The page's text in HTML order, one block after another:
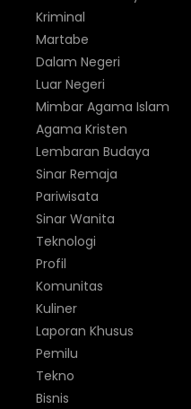
Kriminal
Martabe
Dalam Negeri
Luar Negeri
Mimbar Agama Islam
Agama Kristen
Lembaran Budaya
Sinar Remaja
Pariwisata
Sinar Wanita
Teknologi
Profil
Komunitas
Kuliner
Laporan Khusus
Pemilu
Tekno
Bisnis